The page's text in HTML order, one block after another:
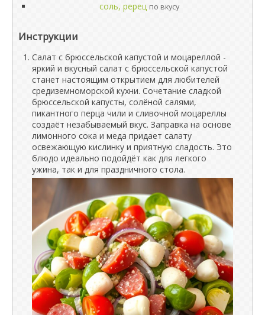
соль, ререц по вкусу
Инструкции
Салат с брюссельской капустой и моцареллой -
яркий и вкусный салат с брюссельской капустой
станет настоящим открытием для любителей
средиземноморской кухни. Сочетание сладкой
брюссельской капусты, солёной салями,
пикантного перца чили и сливочной моцареллы
создаёт незабываемый вкус. Заправка на основе
лимонного сока и меда придает салату
освежающую кислинку и приятную сладость. Это
блюдо идеально подойдёт как для легкого
ужина, так и для праздничного стола.